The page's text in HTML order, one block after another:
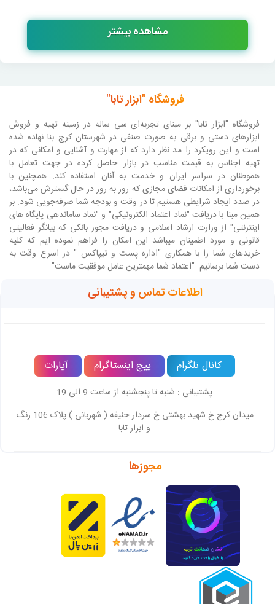
مشاهده بیشتر
فروشگاه "ابزار تابا"
فروشگاه "ابزار تابا"بر مبنای تجربه‌ای سی ساله در زمینه تهیه و فروش
ابزارهای دستی و برقی به صورت صنفی در شهرستان کرج بنا نهاده شده
است و این رویکرد را مد نظر دارد که از مهارت و آشنایی و امکانی که در
تهیه اجناس به قیمت مناسب در بازار حاصل کرده در جهت تعامل با
هموطنان در سراسر ایران و خدمت به آنان استفاده کند. همچنین با
برخورداری از امکانات فضای مجازی که روز به روز در حال گسترش می‌باشد،
در صدد ایجاد شرایطی هستیم تا در وقت و بودجه شما صرفه‌جویی شود. بر
همین مبنا با دریافت "نماد اعتماد الکترونیکی" و "نماد ساماندهی پایگاه های
اینترنتی" از وزارت ارشاد اسلامی و دریافت مجوز بانکی که بیانگر فعالیتی
قانونی و مورد اطمینان میباشد این امکان را فراهم نموده ایم که کلیه
خریدهای شما را با همکاری "اداره پست و تیپاکس " در اسرع وقت به
دست شما برسانیم. "اعتماد شما مهمترین عامل موفقیت ماست"
اطلاعات تماس و پشتیبانی
کانال تلگرام پیج اینستاگرام آپارات
پشتیبانی : شنبه تا پنجشنبه از ساعت 9 الی 19
میدان کرج خ شهید بهشتی خ سردار حنیفه ( شهربانی ) پلاک 106 رنگ
و ابزار تابا
مجوزها